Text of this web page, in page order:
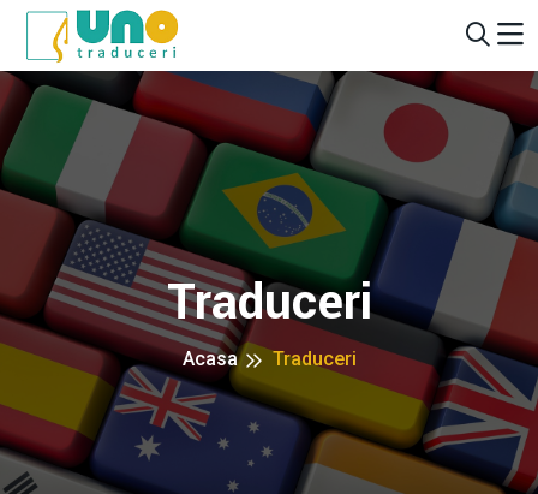
Traduceri
Acasa Traduceri